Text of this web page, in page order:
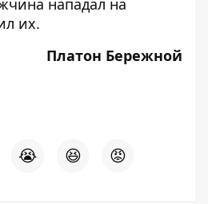
нападал на
их.
Платон Бережной
😭 😆 😡